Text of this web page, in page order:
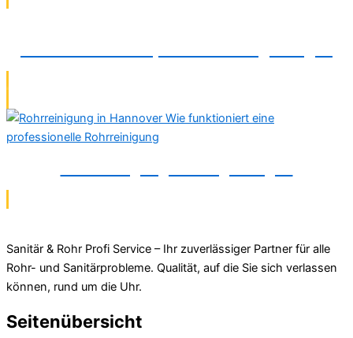
Sanitär & Rohr Profi Service – Ihr zuverlässiger Partner für alle
Rohr- und Sanitärprobleme. Qualität, auf die Sie sich verlassen
können, rund um die Uhr.
Seitenübersicht